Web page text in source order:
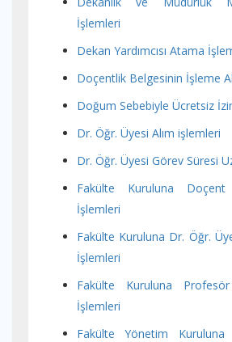
İşlemleri
Dekan Yardımcısı Atama
Doçentlik Belgesinin İşleme
Doğum Sebebiyle Ücretsiz
Dr. Öğr. Üyesi Alım işlemleri
Dr. Öğr. Üyesi Görev Süresi
Fakülte Kuruluna
İşlemleri
Fakülte Kuruluna Dr. Öğr.
İşlemleri
Fakülte Kuruluna
İşlemleri
Fakülte Yönetim